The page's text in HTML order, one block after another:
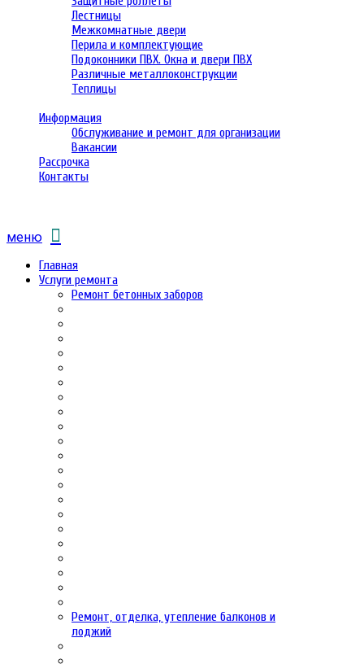
Лестницы
Межкомнатные двери
Перила и комплектующие
Подоконники ПВХ. Окна и двери ПВХ
Различные металлоконструкции
Теплицы
Информация
Обслуживание и ремонт для организации
Вакансии
Рассрочка
Контакты
меню
Главная
Услуги ремонта
Ремонт бетонных заборов
Ремонт, отделка, утепление балконов и
лоджий